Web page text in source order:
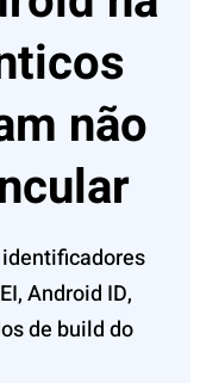
não
Android ID,
de build do